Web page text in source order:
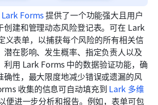
Lark Forms 提供了一个功能强大且用户
创建和管理动态风险登记表。可在 Lark
义表单，以捕获每个风险的所有相关信
潜在影响、发生概率、指定负责人以及
利用 Lark Forms 中的数据验证功能，确
确性，最大限度地减少错误或遗漏的风
收集的信息可自动填充到 Lark 多维
便进一步分析和报告。例如，表单可包